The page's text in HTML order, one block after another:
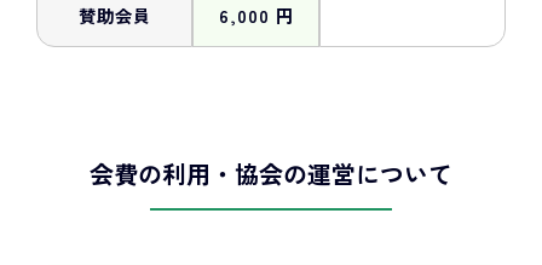
賛助会員 6,000 円
会費の利用・協会の運営について